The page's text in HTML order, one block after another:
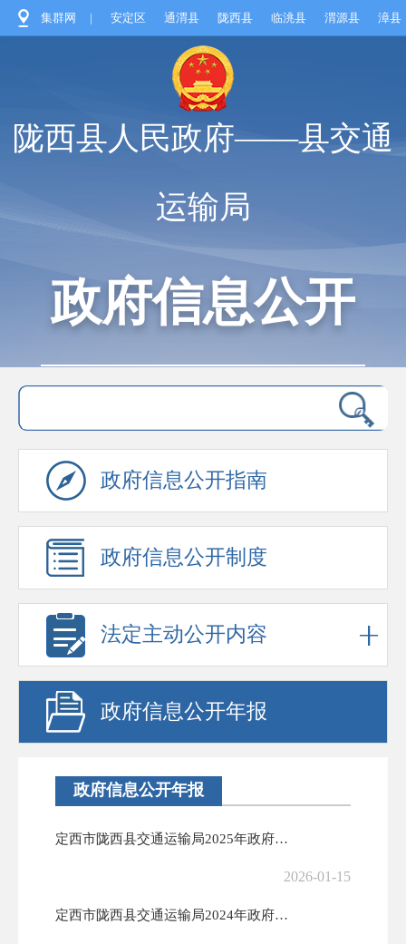
集群网 | 安定区 通渭县 陇西县 临洮县 渭源县 漳县
陇西县人民政府——县交通
运输局
政府信息公开
政府信息公开指南
政府信息公开制度
法定主动公开内容
政府信息公开年报
政府信息公开年报
定西市陇西县交通运输局2025年政府信息公开工作年度报告
2026-01-15
定西市陇西县交通运输局2024年政府信息公开工作年度报告